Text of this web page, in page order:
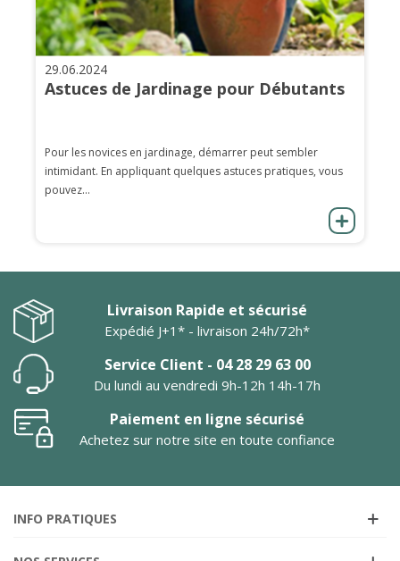
29.06.2024
Astuces de Jardinage pour Débutants
Pour les novices en jardinage, démarrer peut sembler
intimidant. En appliquant quelques astuces pratiques, vous
pouvez...
Livraison Rapide et sécurisé
Expédié J+1* - livraison 24h/72h*
Service Client - 04 28 29 63 00
Du lundi au vendredi 9h-12h 14h-17h
Paiement en ligne sécurisé
Achetez sur notre site en toute confiance
INFO PRATIQUES